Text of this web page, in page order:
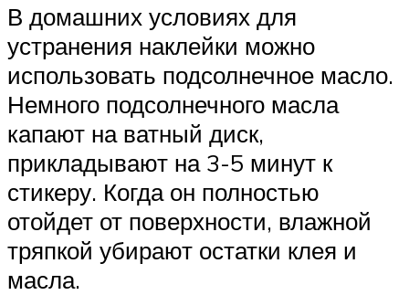
В домашних условиях для
устранения наклейки можно
использовать подсолнечное масло.
Немного подсолнечного масла
капают на ватный диск,
прикладывают на 3-5 минут к
стикеру. Когда он полностью
отойдет от поверхности, влажной
тряпкой убирают остатки клея и
масла.